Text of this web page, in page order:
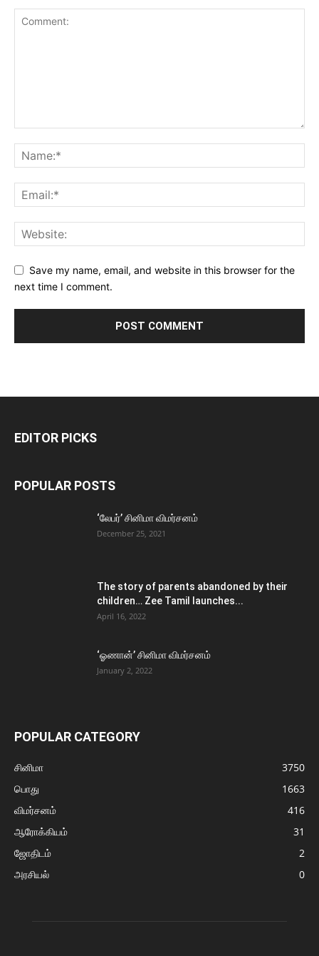
Save my name, email, and website in this browser for the
next time I comment.
EDITOR PICKS
POPULAR POSTS
‘லேபர்’ சினிமா விமர்சனம்
December 25, 2021
The story of parents abandoned by their
children… Zee Tamil launches...
April 16, 2022
‘ஓணான்’ சினிமா விமர்சனம்
January 2, 2022
POPULAR CATEGORY
சினிமா
3750
பொது
1663
விமர்சனம்
416
ஆரோக்கியம்
31
ஜோதிடம்
2
அரசியல்
0